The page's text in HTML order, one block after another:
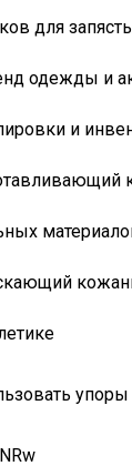
для
одежды и
и